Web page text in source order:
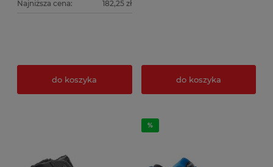
Najniższa cena: 182,25 zł
do koszyka do koszyka